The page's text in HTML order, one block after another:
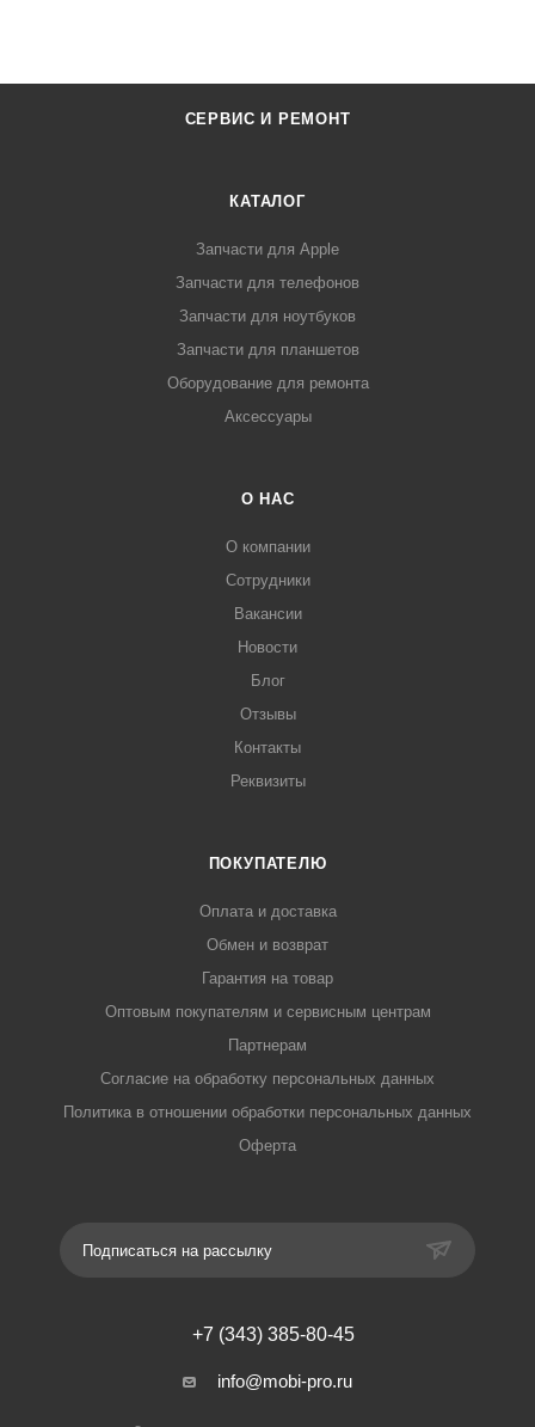
СЕРВИС И РЕМОНТ
КАТАЛОГ
Запчасти для Apple
Запчасти для телефонов
Запчасти для ноутбуков
Запчасти для планшетов
Оборудование для ремонта
Аксессуары
О НАС
О компании
Сотрудники
Вакансии
Новости
Блог
Отзывы
Контакты
Реквизиты
ПОКУПАТЕЛЮ
Оплата и доставка
Обмен и возврат
Гарантия на товар
Оптовым покупателям и сервисным центрам
Партнерам
Согласие на обработку персональных данных
Политика в отношении обработки персональных данных
Оферта
Подписаться на рассылку
+7 (343) 385-80-45
info@mobi-pro.ru